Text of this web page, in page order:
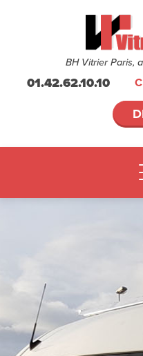
BH Vitrier Paris,
01.42.62.10.10